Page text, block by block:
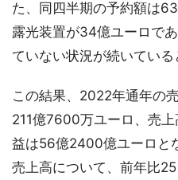
た、同四半期の予約額は
露光装置が34億ユーロで
ていない状況が続いている
この結果、2022年通年の
211億7600万ユーロ、売
益は56億2400億ユーロと
売上高について、前年比